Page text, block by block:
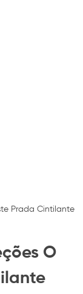
Prada Cintilante
O